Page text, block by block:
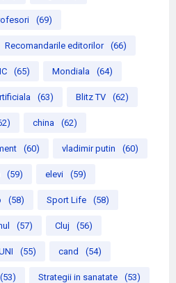
(69)
Recomandarile editorilor (66)
(65) Mondiala (64)
(63) Blitz TV (62)
china (62)
(60) vladimir putin (60)
(59) elevi (59)
(58) Sport Life (58)
(57) Cluj (56)
(55) cand (54)
(53) Strategii in sanatate (53)